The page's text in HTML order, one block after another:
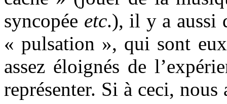
syncopée etc.), il y a aussi
« pulsation », qui sont
assez éloignés de
représenter. Si à ceci, nous